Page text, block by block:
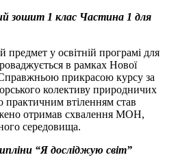
зошит 1 клас Частина 1 для
предмет у освітній програмі для
в рамках Нової
прикрасою курсу за
колективу природничих
практичним втіленням став
отримав схвалення МОН,
середовища.
“Я досліджую світ”